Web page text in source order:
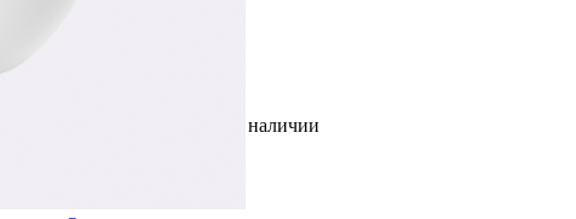
В наличии